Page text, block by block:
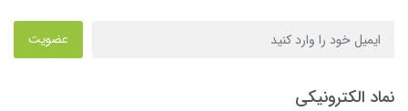
عضویت
نماد الکترونیکی